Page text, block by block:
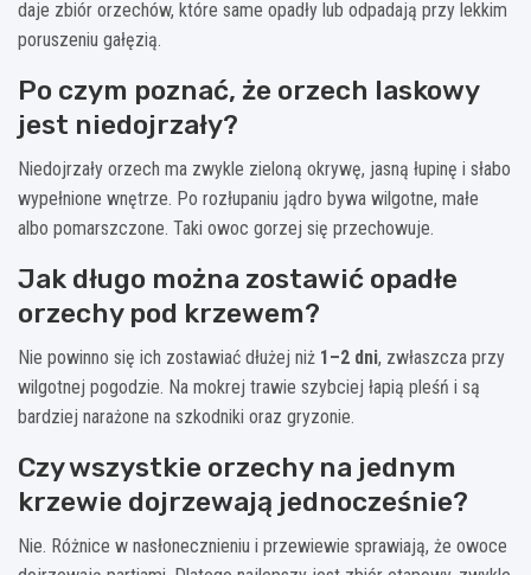
daje zbiór orzechów, które same opadły lub odpadają przy lekkim
poruszeniu gałęzią.
Po czym poznać, że orzech laskowy
jest niedojrzały?
Niedojrzały orzech ma zwykle zieloną okrywę, jasną łupinę i słabo
wypełnione wnętrze. Po rozłupaniu jądro bywa wilgotne, małe
albo pomarszczone. Taki owoc gorzej się przechowuje.
Jak długo można zostawić opadłe
orzechy pod krzewem?
Nie powinno się ich zostawiać dłużej niż 1–2 dni, zwłaszcza przy
wilgotnej pogodzie. Na mokrej trawie szybciej łapią pleśń i są
bardziej narażone na szkodniki oraz gryzonie.
Czy wszystkie orzechy na jednym
krzewie dojrzewają jednocześnie?
Nie. Różnice w nasłonecznieniu i przewiewie sprawiają, że owoce